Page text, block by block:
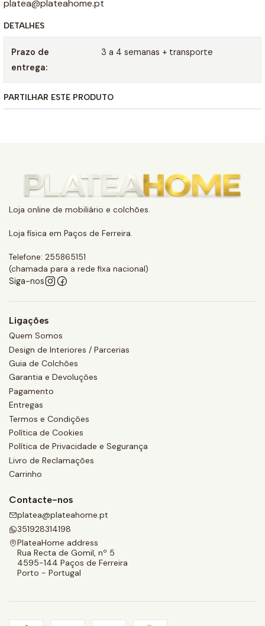
platea@plateahome.pt
DETALHES
Prazo de
entrega:
3 a 4 semanas + transporte
PARTILHAR ESTE PRODUTO
Loja online de mobiliário e colchões.
Loja física em Paços de Ferreira.
Telefone: 255865151
(chamada para a rede fixa nacional)
Siga-nos
Ligações
Quem Somos
Design de Interiores / Parcerias
Guia de Colchões
Garantia e Devoluções
Pagamento
Entregas
Termos e Condições
Política de Cookies
Política de Privacidade e Segurança
Livro de Reclamações
Carrinho
Contacte-nos
platea@plateahome.pt
351928314198
PlateaHome address
Rua Recta de Gomil, nº 5
4595-144 Paços de Ferreira
Porto - Portugal